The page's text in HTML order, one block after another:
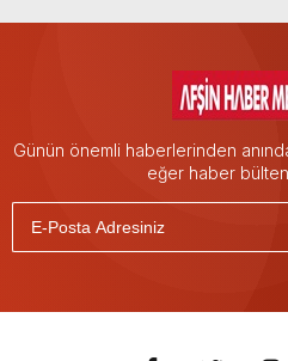
Günün önemli haberlerinden
eğer haber